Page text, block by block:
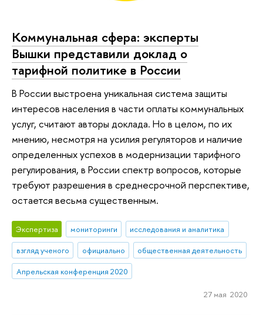
Коммунальная сфера: эксперты
Вышки представили доклад о
тарифной политике в России
В России выстроена уникальная система защиты
интересов населения в части оплаты коммунальных
услуг, считают авторы доклада. Но в целом, по их
мнению, несмотря на усилия регуляторов и наличие
определенных успехов в модернизации тарифного
регулирования, в России спектр вопросов, которые
требуют разрешения в среднесрочной перспективе,
остается весьма существенным.
Экспертиза мониторинги
исследования и аналитика
взгляд ученого
официально
общественная деятельность
Апрельская конференция 2020
27 мая 2020